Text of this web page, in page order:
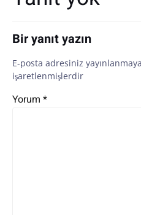
Bir yanıt yazın
E-posta adresiniz
işaretlenmişlerdir
Yorum *